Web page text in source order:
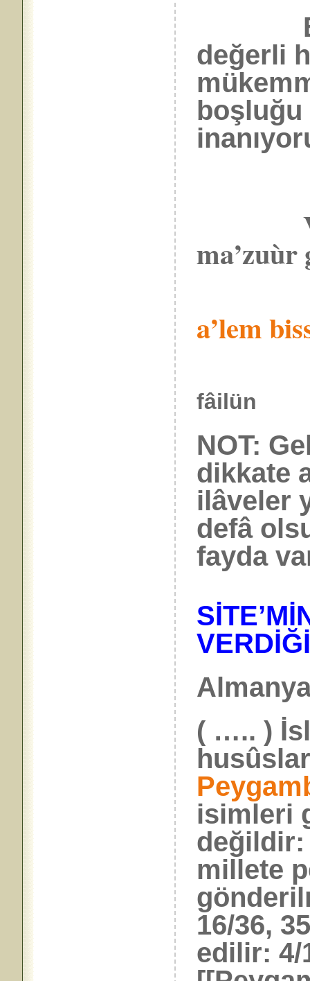
Bu
değerli
boşluğu
a’lem
fâilün
NOT:
dikkate
ilâveler
defâ
fayda
( ….. )
isimleri
değildir:
millete
16/36,
edilir: 4/